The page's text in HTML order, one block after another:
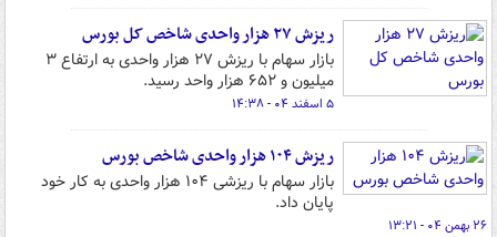
ریزش ۲۷ هزار واحدی شاخص کل بورس
بازار سهام با ریزش ۲۷ هزار واحدی به ارتفاع ۳
میلیون و ۶۵۲ هزار واحد رسید.
۵ اسفند ۰۴ - ۱۴:۳۸
ریزش ۱۰۴ هزار واحدی شاخص بورس
بازار سهام با ریزشی ۱۰۴ هزار واحدی به کار خود
پایان داد.
۲۶ بهمن ۰۴ - ۱۳:۲۱